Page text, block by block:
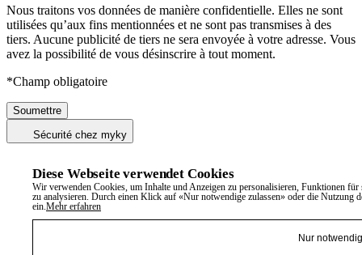
Nous traitons vos données de manière confidentielle. Elles ne sont
utilisées qu’aux fins mentionnées et ne sont pas transmises à des
tiers. Aucune publicité de tiers ne sera envoyée à votre adresse. Vous
avez la possibilité de vous désinscrire à tout moment.
*Champ obligatoire
Sécurité chez myky
Diese Webseite verwendet Cookies
Wir verwenden Cookies, um Inhalte und Anzeigen zu personalisieren, Funktionen
zu analysieren. Durch einen Klick auf «Nur notwendige zulassen» oder die Nutzung
ein.Mehr erfahren
Nur